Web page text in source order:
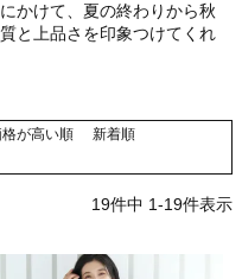
かけて、夏の終わりから秋
と上品さを印象つけてくれ
が高い順
新着順
19件中 1-19件表示